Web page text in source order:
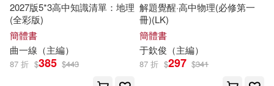
王子安（主編）(102)
胡維勤（主編）(102)
廣西師範大學出版社(1430)
河南科學技術出版社(1423)
2027版5*3高中知識清單：地理
(全彩版)
簡體書
曲一線（主編）
87 折 $385 $443
解題覺醒·高中物理(必修第一
冊)(LK)
簡體書
于欽俊（主編）
87 折 $297 $341